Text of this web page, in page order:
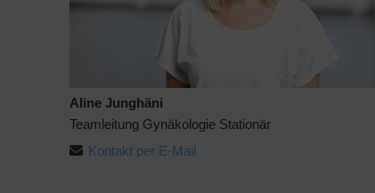
Aline Junghäni
Teamleitung Gynäkologie Stationär
Kontakt per E-Mail